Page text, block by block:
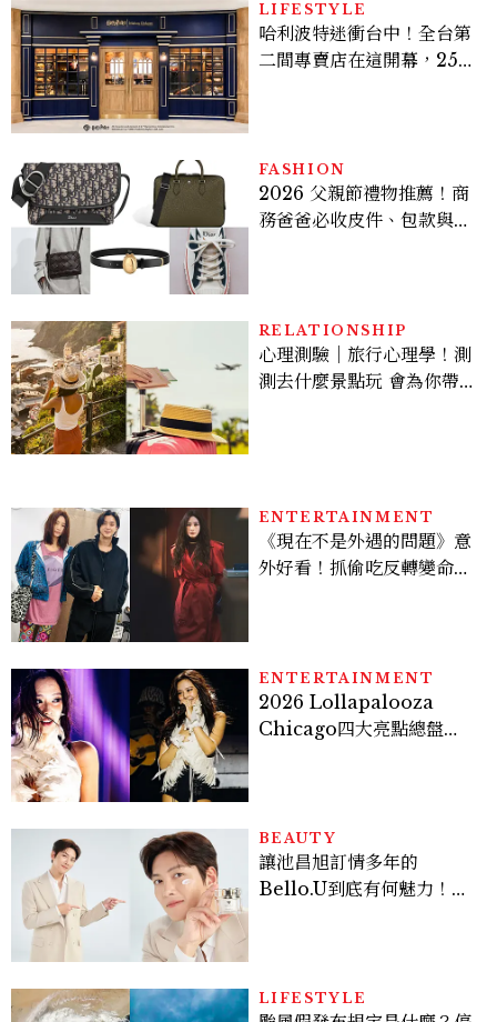
LIFESTYLE
哈利波特迷衝台中！全台第
二間專賣店在這開幕，25週
FASHION
2026 父親節禮物推薦！商
務爸爸必收皮件、包款與鞋
RELATIONSHIP
心理測驗｜旅行心理學！測
測去什麼景點玩 會為你帶來
ENTERTAINMENT
《現在不是外遇的問題》意
外好看！抓偷吃反轉變命
看點懶人包
ENTERTAINMENT
2026 Lollapalooza
Chicago四大亮點總盤
BEAUTY
讓池昌旭訂情多年的
Bello.U到底有何魅力！揭
倦感，超神！
LIFESTYLE